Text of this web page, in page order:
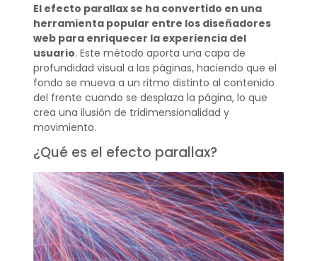
El efecto parallax se ha convertido en una
herramienta popular entre los diseñadores
web para enriquecer la experiencia del
usuario. Este método aporta una capa de
profundidad visual a las páginas, haciendo que el
fondo se mueva a un ritmo distinto al contenido
del frente cuando se desplaza la página, lo que
crea una ilusión de tridimensionalidad y
movimiento.
¿Qué es el efecto parallax?